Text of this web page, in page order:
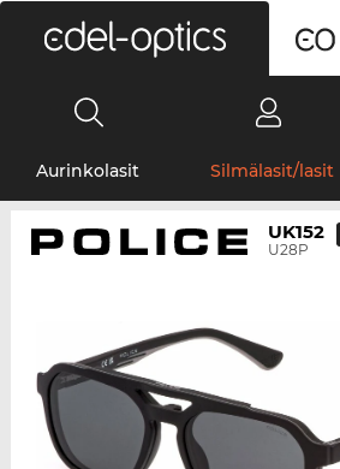
Aurinkolasit Silmälasit/lasit
UK152
U28P